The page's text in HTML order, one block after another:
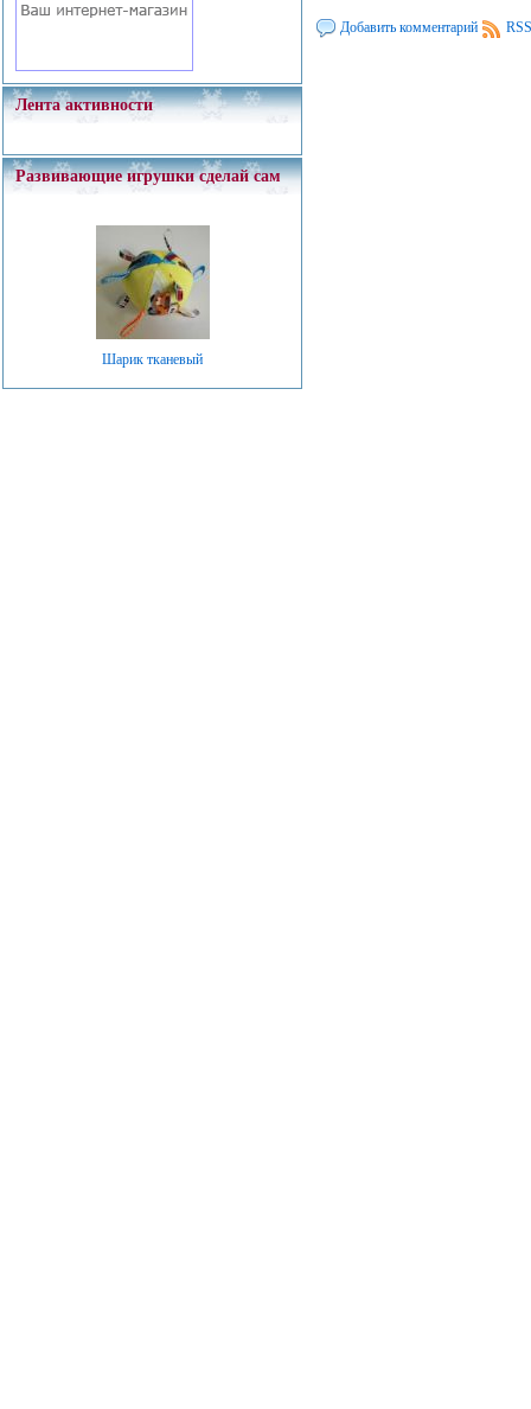
Лента активности
Развивающие игрушки сделай сам
Шарик тканевый
Добавить комментарий